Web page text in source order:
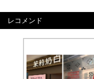
レコメンド